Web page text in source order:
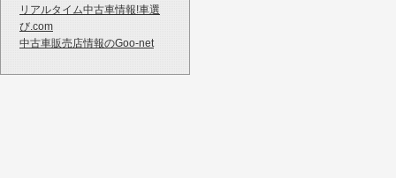
リアルタイム中古車情報!車選
び.com
中古車販売店情報のGoo-net